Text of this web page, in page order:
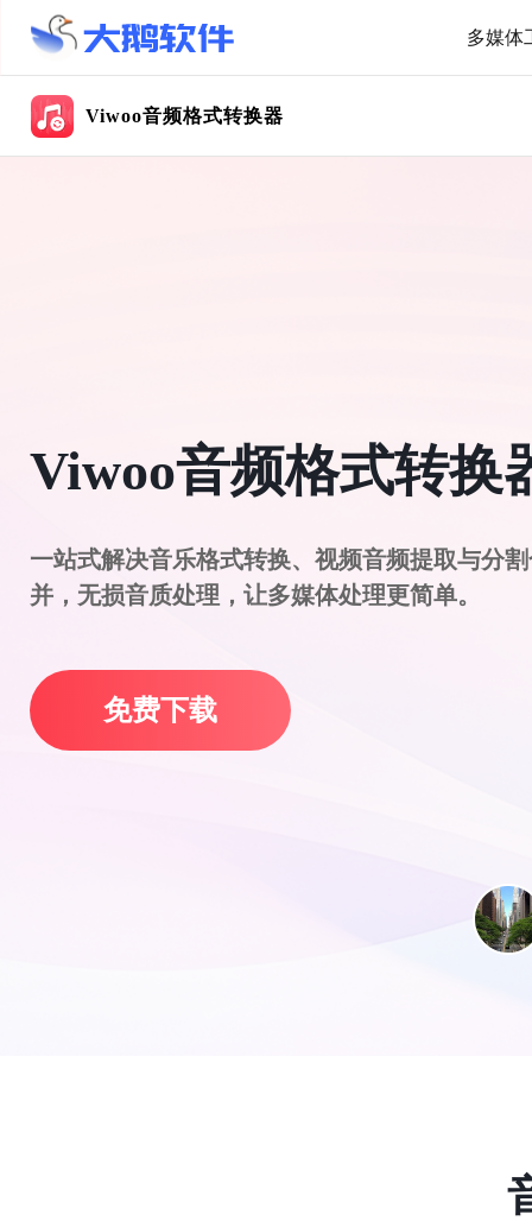
多媒体
Viwoo音频格式转换器
Viwoo音频格式转换
一站式解决音乐格式转换、视频音频提取与分
并，无损音质处理，让多媒体处理更简单。
免费下载